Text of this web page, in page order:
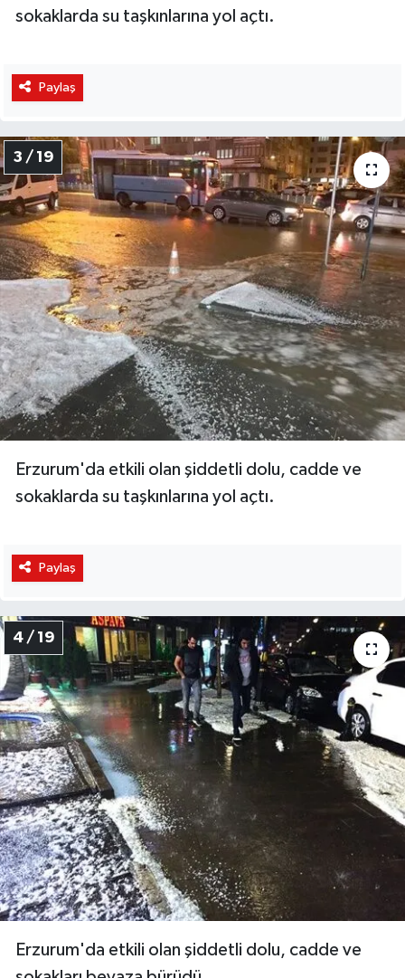
sokaklarda su taşkınlarına yol açtı.
Paylaş
3 / 19
Erzurum'da etkili olan şiddetli dolu, cadde ve
sokaklarda su taşkınlarına yol açtı.
Paylaş
4 / 19
Erzurum'da etkili olan şiddetli dolu, cadde ve